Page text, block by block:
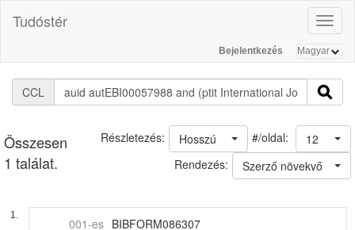
Tudóstér
Bejelentkezés
CCL
Összesen
1 találat.
#/oldal: 12
Hosszú
Részletezés:
Rendezés:
Szerző növekvő
1.
001-es BIBFORM086307